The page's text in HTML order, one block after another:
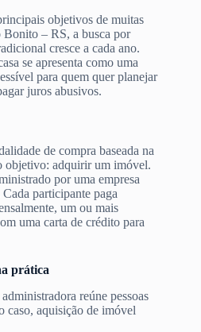
objetivos de muitas
– RS, a busca por
cresce a cada ano.
se apresenta como uma
para quem quer planejar
juros abusivos.
de compra baseada na
objetivo: adquirir um imóvel.
por uma empresa
participante paga
um ou mais
uma carta de crédito para
prática
reúne pessoas
caso, aquisição de imóvel